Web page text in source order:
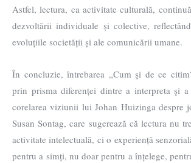
Astfel, lectura, ca activitate culturală,
dezvoltării individuale și colective,
evoluțiile societății și ale comunicării umane.
În concluzie, întrebarea „Cum şi de ce
prin prisma diferenței dintre a interpreta şi a
corelarea viziunii lui Johan Huizinga
Susan Sontag, care sugerează că lectura nu
activitate intelectuală, ci o experiență
pentru a simți, nu doar pentru a înțelege,